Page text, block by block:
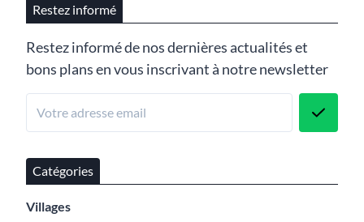
Restez informé
Restez informé de nos dernières actualités et
bons plans en vous inscrivant à notre newsletter
Catégories
Villages